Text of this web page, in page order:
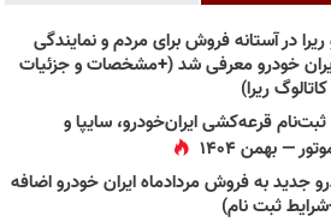
در آستانه فروش برای مردم و نمایندگی
خودرو معرفی شد (+مشخصات و جزئیات
ریرا)
قرعه‌کشی ایران‌خودرو، سایپا و
— بهمن ۱۴۰۴
جدید به فروش مردادماه ایران خودرو اضافه
ثبت نام)